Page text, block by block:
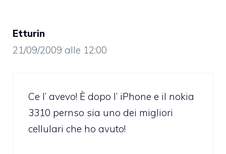
Etturin
21/09/2009 alle 12:00
Ce l’ avevo! È dopo l’ iPhone e il nokia
3310 pernso sia uno dei migliori
cellulari che ho avuto!